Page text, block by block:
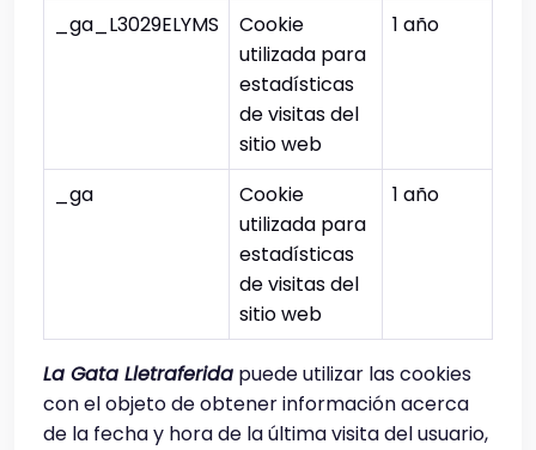
_ga_L3029ELYMS
Cookie
utilizada para
estadísticas
de visitas del
sitio web
1 año
_ga
Cookie
utilizada para
estadísticas
de visitas del
sitio web
1 año
La Gata Lletraferida puede utilizar las cookies
con el objeto de obtener información acerca
de la fecha y hora de la última visita del usuario,